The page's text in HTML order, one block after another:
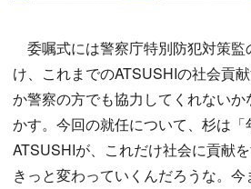
委嘱式には警察庁特別防犯対策監
け、これまでのATSUSHIの社会貢
か警察の方でも協力してくれない
かす。今回の就任について、杉は「
ATSUSHIが、これだけ社会に貢献
きっと変わっていくんだろうな。今